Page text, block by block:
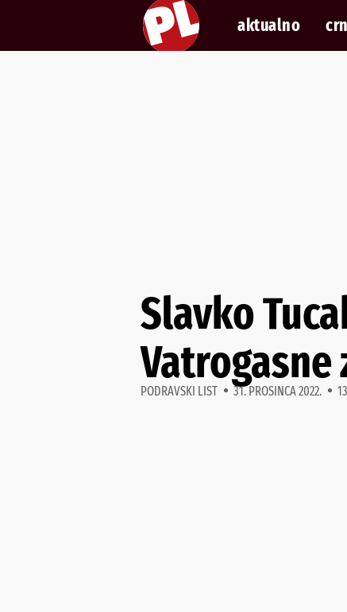
aktualno
Slavko
PODRAVSKI LIST 31. PROSINCA 2022.